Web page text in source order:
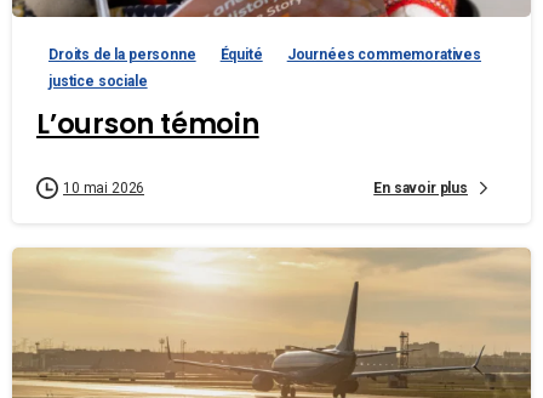
Droits de la personne Équité
Journées commemoratives
justice sociale
L’ourson témoin
10 mai 2026 En savoir plus